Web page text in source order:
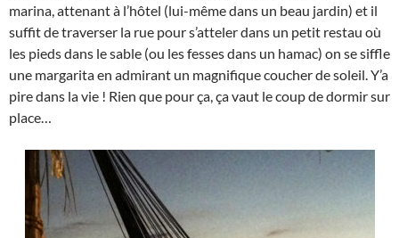
marina, attenant à l’hôtel (lui-même dans un beau jardin) et il
suffit de traverser la rue pour s’atteler dans un petit restau où
les pieds dans le sable (ou les fesses dans un hamac) on se siffle
une margarita en admirant un magnifique coucher de soleil. Y’a
pire dans la vie ! Rien que pour ça, ça vaut le coup de dormir sur
place…